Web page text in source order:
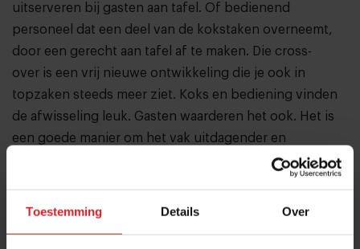
Toestemming Details Over
uitserveren bij gasten aan tafel. Of bedienend
personeel dat een deel van de kokstaken overneemt,
door een gerecht aan tafel af te maken. Die cross-
over is een vrij nieuwe ontwikkeling die je ook in
topzaken steeds meer ziet. Koks en bediening vinden
de afwisseling leuk. Gasten waarderen het ook. Het is
een goede manier om het vak uitdagender en